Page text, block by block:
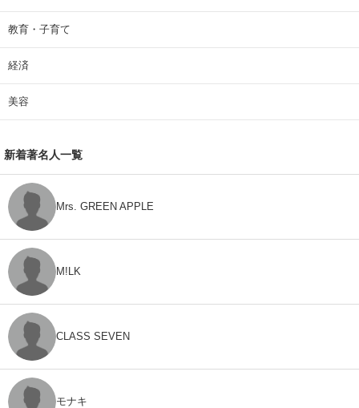
教育・子育て
経済
美容
新着著名人一覧
Mrs. GREEN APPLE
M!LK
CLASS SEVEN
モナキ